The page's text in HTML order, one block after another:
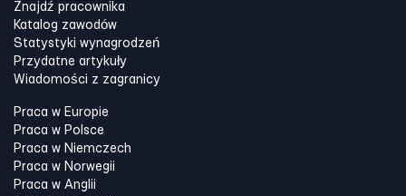
Znajdź pracownika
Katalog zawodów
Statystyki wynagrodzeń
Przydatne artykuły
Wiadomości z zagranicy
Praca w Europie
Praca w Polsce
Praca w Niemczech
Praca w Norwegii
Praca w Anglii